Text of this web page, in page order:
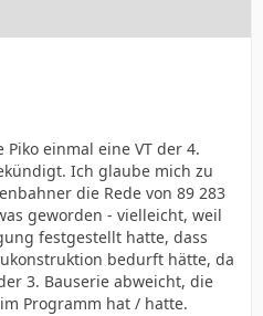
einmal eine VT der 4.
Ich glaube mich zu
die Rede von 89 283
geworden - vielleicht, weil
festgestellt hatte, dass
bedurft hätte, da
3. Bauserie abweicht, die
Programm hat / hatte.